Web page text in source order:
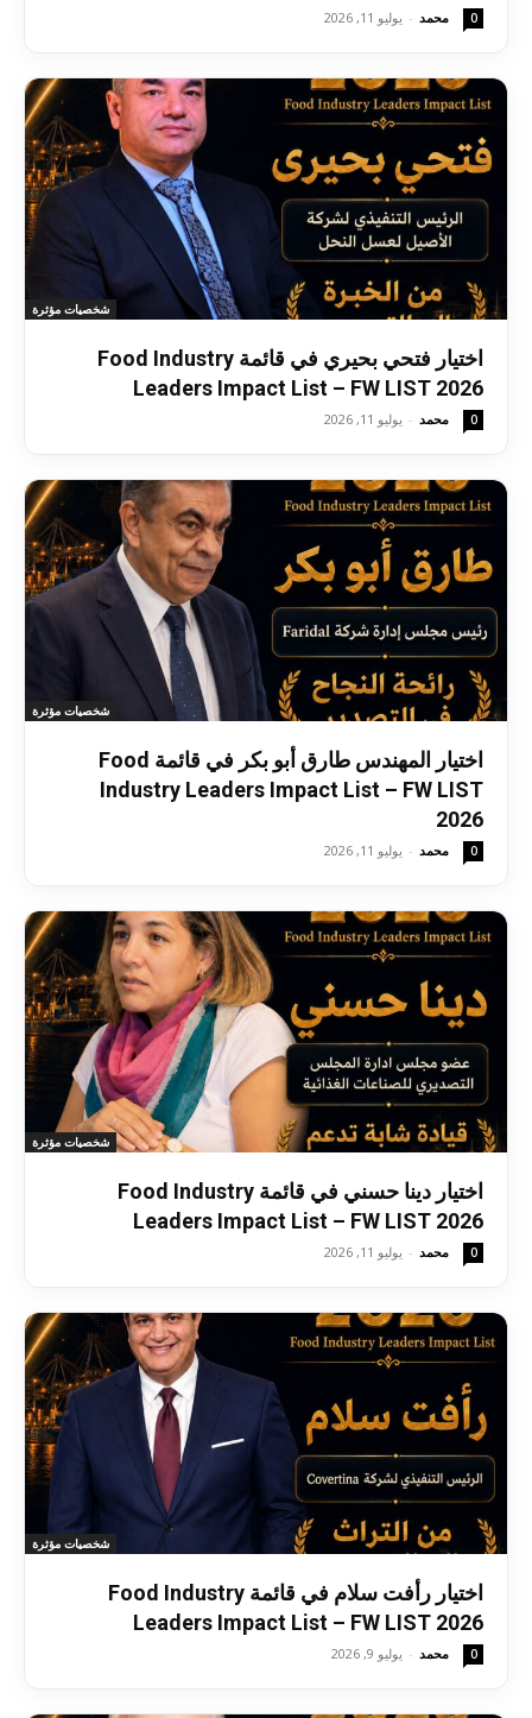
محمد - يوليو 11, 2026 0
شخصيات مؤثرة
اختيار فتحي بحيري في قائمة Food Industry
Leaders Impact List – FW LIST 2026
محمد - يوليو 11, 2026 0
شخصيات مؤثرة
اختيار المهندس طارق أبو بكر في قائمة Food
Industry Leaders Impact List – FW LIST
2026
محمد - يوليو 11, 2026 0
شخصيات مؤثرة
اختيار دينا حسني في قائمة Food Industry
Leaders Impact List – FW LIST 2026
محمد - يوليو 11, 2026 0
شخصيات مؤثرة
اختيار رأفت سلام في قائمة Food Industry
Leaders Impact List – FW LIST 2026
محمد - يوليو 9, 2026 0